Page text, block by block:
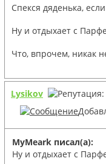
Спекся дяденька,
Ну и отдыхает с
Что, впрочем, никак
Lysikov
MyMeark писал(а):
Ну и отдыхает с